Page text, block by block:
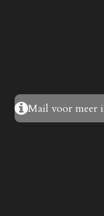
Mail voor meer